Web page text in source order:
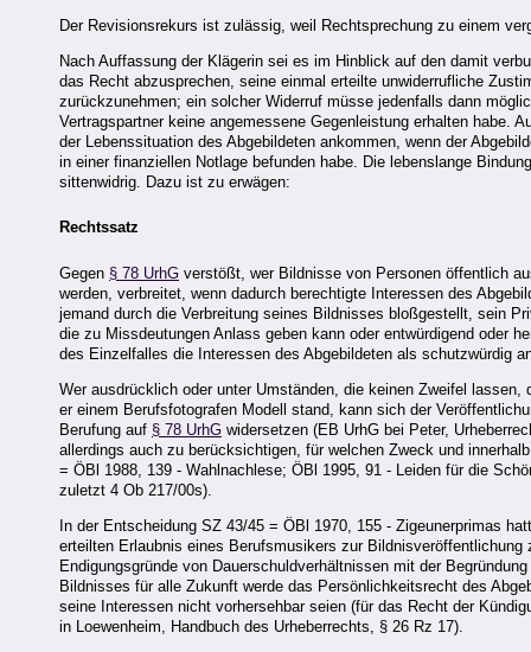
Der Revisionsrekurs ist zulässig, weil Rechtsprechung zu einem
Nach Auffassung der Klägerin sei es im Hinblick auf den damit
das Recht abzusprechen, seine einmal erteilte unwiderrufliche
zurückzunehmen; ein solcher Widerruf müsse jedenfalls dann
Vertragspartner keine angemessene Gegenleistung erhalten habe.
der Lebenssituation des Abgebildeten ankommen, wenn der
in einer finanziellen Notlage befunden habe. Die lebenslange
sittenwidrig. Dazu ist zu erwägen:
Rechtssatz
Gegen § 78 UrhG verstößt, wer Bildnisse von Personen öffentlich
werden, verbreitet, wenn dadurch berechtigte Interessen des
jemand durch die Verbreitung seines Bildnisses bloßgestellt, sein
die zu Missdeutungen Anlass geben kann oder entwürdigend oder
des Einzelfalles die Interessen des Abgebildeten als schutzwürdig
Wer ausdrücklich oder unter Umständen, die keinen Zweifel
er einem Berufsfotografen Modell stand, kann sich der
Berufung auf § 78 UrhG widersetzen (EB UrhG bei Peter,
allerdings auch zu berücksichtigen, für welchen Zweck und
= ÖBl 1988, 139 - Wahlnachlese; ÖBl 1995, 91 - Leiden für die
zuletzt 4 Ob 217/00s).
In der Entscheidung SZ 43/45 = ÖBl 1970, 155 - Zigeunerprimas
erteilten Erlaubnis eines Berufsmusikers zur
Endigungsgründe von Dauerschuldverhältnissen mit der
Bildnisses für alle Zukunft werde das Persönlichkeitsrecht des
seine Interessen nicht vorhersehbar seien (für das Recht der
in Loewenheim, Handbuch des Urheberrechts, § 26 Rz 17).